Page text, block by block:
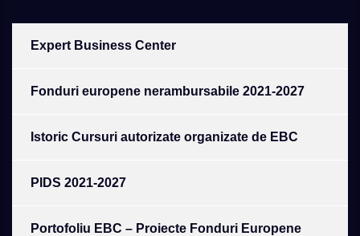
Expert Business Center
Fonduri europene nerambursabile 2021-2027
Istoric Cursuri autorizate organizate de EBC
PIDS 2021-2027
Portofoliu EBC – Proiecte Fonduri Europene